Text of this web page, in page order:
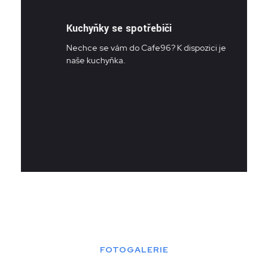
Kuchyňky se spotřebiči
Nechce se vám do Cafe96? K dispozici je
naše kuchyňka.
FOTOGALERIE